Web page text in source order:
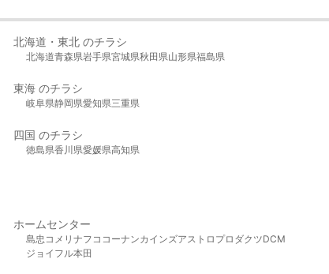
北海道・東北 のチラシ
北海道青森県岩手県宮城県秋田県山形県福島県
東海 のチラシ
岐阜県静岡県愛知県三重県
四国 のチラシ
徳島県香川県愛媛県高知県
ホームセンター
島忠 コメリ ナフコ コーナンカインズアストロプロダクツDCM
ジョイフル本田